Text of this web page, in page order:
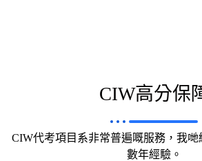
CIW高分保
CIW代考項目系非常普遍嘅服務，我
數年經驗。